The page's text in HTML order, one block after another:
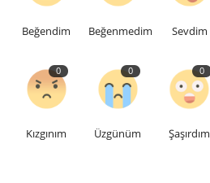
Beğendim Beğenmedim Sevdim
0
Kızgınım
0
Üzgünüm
0
Şaşırdım